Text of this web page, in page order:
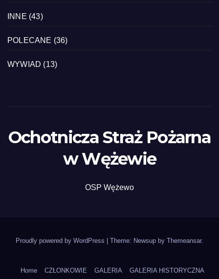
INNE (43)
POLECANE (36)
WYWIAD (13)
Ochotnicza Straż Pożarna
w Wężewie
OSP Wężewo
Proudly powered by WordPress Theme: Newsup by Themeansar.
Home CZŁONKOWIE GALERIA GALERIA HISTORYCZNA